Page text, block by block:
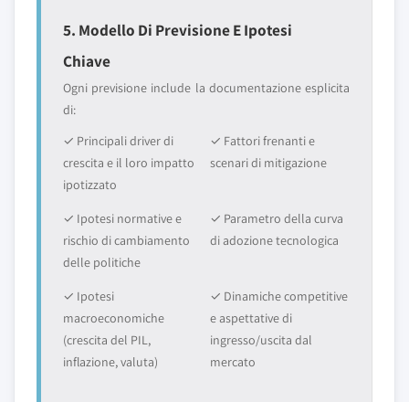
5. Modello Di Previsione E Ipotesi
Chiave
Ogni previsione include la documentazione esplicita
di:
✓ Principali driver di
crescita e il loro impatto
ipotizzato
✓ Fattori frenanti e
scenari di mitigazione
✓ Ipotesi normative e
rischio di cambiamento
delle politiche
✓ Parametro della curva
di adozione tecnologica
✓ Ipotesi
macroeconomiche
(crescita del PIL,
inflazione, valuta)
✓ Dinamiche competitive
e aspettative di
ingresso/uscita dal
mercato